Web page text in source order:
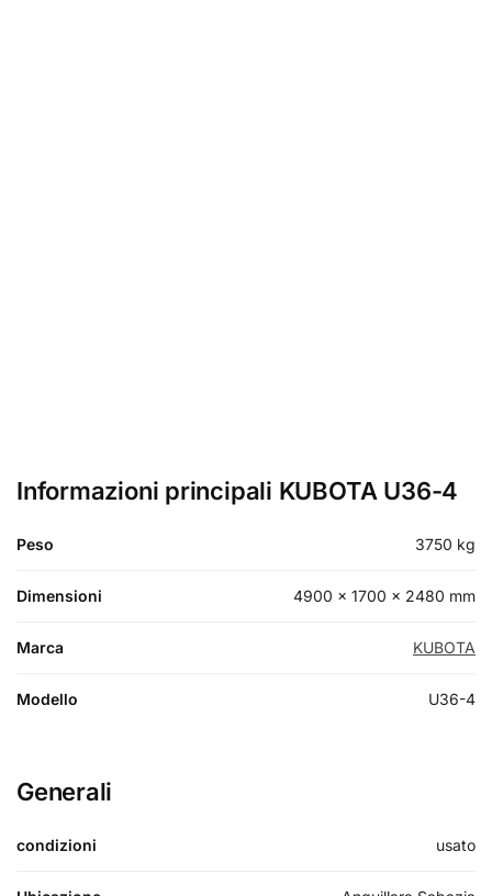
Informazioni principali KUBOTA U36-4
Peso 3750 kg
Dimensioni 4900 × 1700 × 2480 mm
Marca KUBOTA
Modello U36-4
Generali
condizioni usato